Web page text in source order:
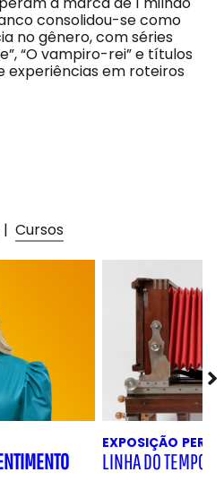
consolidou-se como
no gênero, com séries
“O vampiro-rei” e títulos
experiências em roteiros
| Cursos
EXPOSIÇÃO
LINHA DO TEMPO